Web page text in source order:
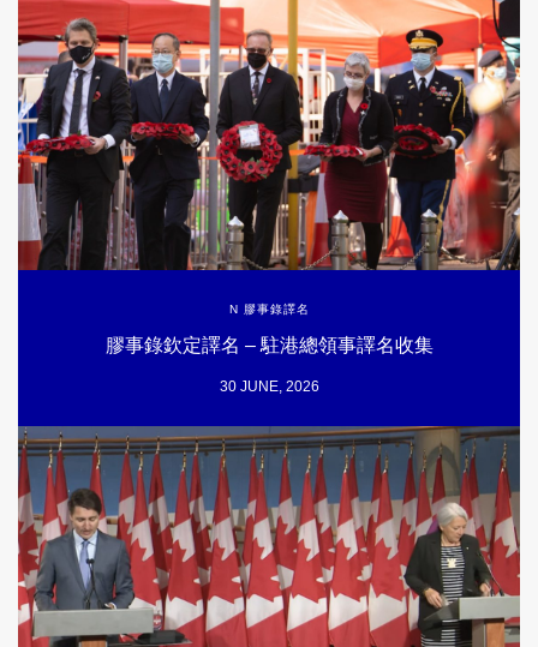
N 膠事錄譯名
膠事錄欽定譯名 – 駐港總領事譯名收集
30 JUNE, 2026